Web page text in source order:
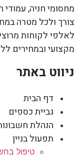
מחסומי חניה,
צורך ולכל מטרה
לאלפי לקוחות
מקצועי ובמחירים
ניווט באתר
דף הבית
גביית כספים
הנהלת חשבונות
תפעול בניין
טיפול